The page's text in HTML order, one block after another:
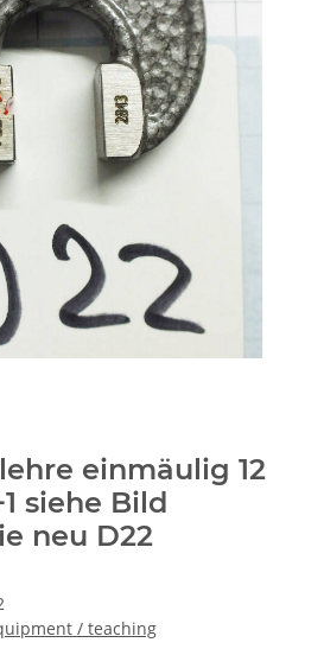
einmäulig 12
siehe Bild
neu D22
/ teaching